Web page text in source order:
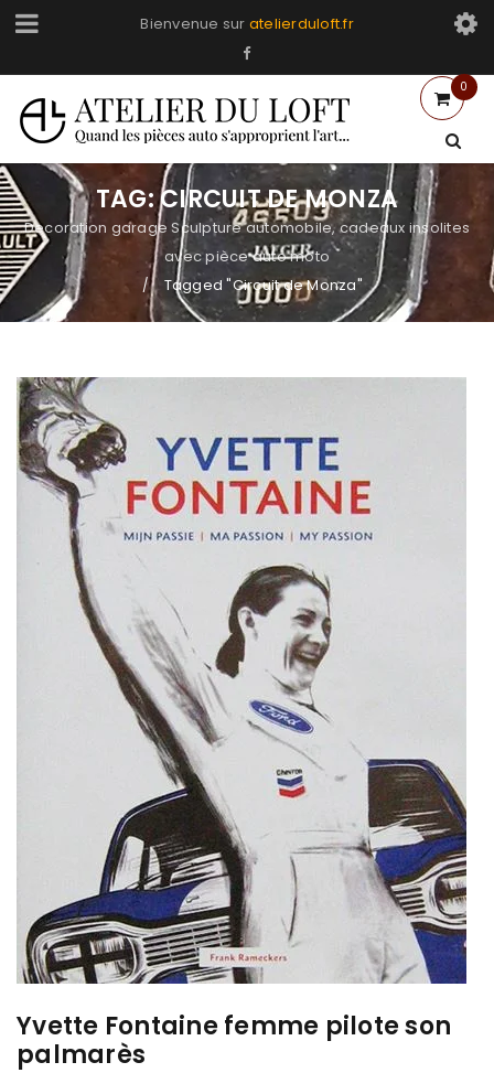
Bienvenue sur atelierduloft.fr
0
TAG: CIRCUIT DE MONZA
Decoration garage Sculpture automobile, cadeaux insolites
avec pièce auto moto
/ Tagged "Circuit de Monza"
Yvette Fontaine femme pilote son
palmarès